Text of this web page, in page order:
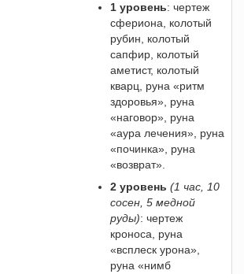
1 уровень: чертеж
сфериона, колотый
рубин, колотый
сапфир, колотый
аметист, колотый
кварц, руна «ритм
здоровья», руна
«наговор», руна
«аура лечения», руна
«починка», руна
«возврат».
2 уровень (1 час, 10
сосен, 5 медной
руды): чертеж
кроноса, руна
«всплеск урона»,
руна «нимб